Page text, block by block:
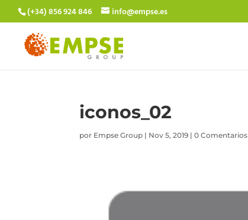
(+34) 856 924 846 info@empse.es
iconos_02
por Empse Group | Nov 5, 2019 |0 Comentarios